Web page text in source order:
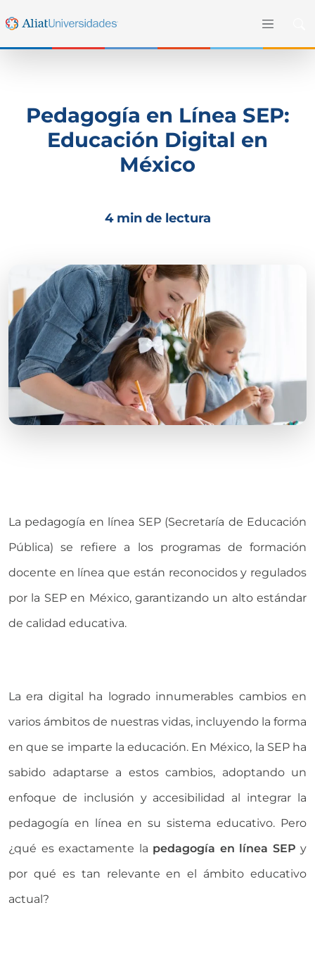
Pedagogía en Línea SEP:
Educación Digital en
México
4 min de lectura
La pedagogía en línea SEP (Secretaría de Educación
Pública) se refiere a los programas de formación
docente en línea que están reconocidos y regulados
por la SEP en México, garantizando un alto estándar
de calidad educativa.
La era digital ha logrado innumerables cambios en
varios ámbitos de nuestras vidas, incluyendo la forma
en que se imparte la educación. En México, la SEP ha
sabido adaptarse a estos cambios, adoptando un
enfoque de inclusión y accesibilidad al integrar la
pedagogía en línea en su sistema educativo. Pero
¿qué es exactamente la pedagogía en línea SEP y
por qué es tan relevante en el ámbito educativo
actual?